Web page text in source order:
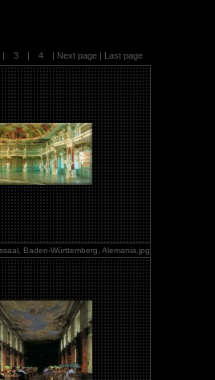
| 3 | 4 | Next page | Last page
Baden-Württemberg, Alemania.jpg